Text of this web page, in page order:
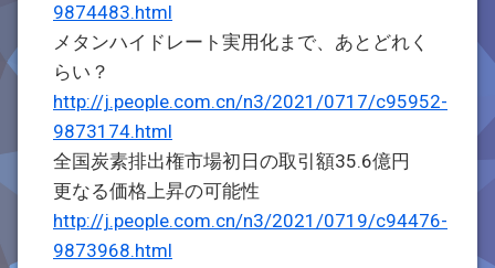
9874483.html
メタンハイドレート実用化まで、あとどれく
らい？
http://j.people.com.cn/n3/2021/0717/c95952-
9873174.html
全国炭素排出権市場初日の取引額35.6億円
更なる価格上昇の可能性
http://j.people.com.cn/n3/2021/0719/c94476-
9873968.html